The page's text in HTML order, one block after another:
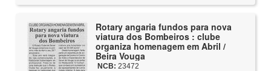
Rotary angaria fundos para nova
viatura dos Bombeiros : clube
organiza homenagem em Abril /
Beira Vouga
NCB: 23472